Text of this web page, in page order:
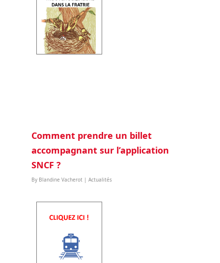
Comment prendre un billet
accompagnant sur l’application
SNCF ?
By Blandine Vacherot | Actualités